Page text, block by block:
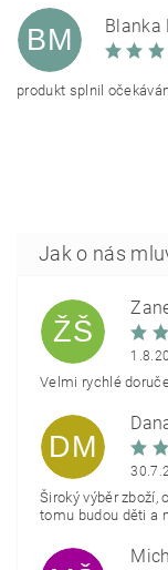
BM
Blanka
produkt splnil
ŽŠ
Velmi rychlé
DM
Široký výběr zboží,
tomu budou děti a